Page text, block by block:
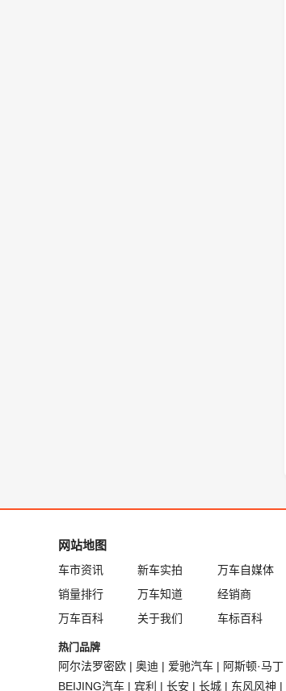
吉利
江淮
江铃
网站地图
车市资讯 新车实拍 万车自媒体
销量排行
万车知道 经销商
万车百科
关于我们 车标百科
热门品牌
阿尔法罗密欧 | 奥迪 | 爱驰汽车 | 阿斯顿·马丁
BEIJING汽车 | 宾利 | 长安 | 长城 | 东风风神 |